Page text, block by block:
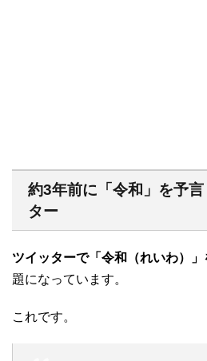
約3年前に「令和」を予
ター
ツイッターで「令和（れいわ）
題になっています。
これです。